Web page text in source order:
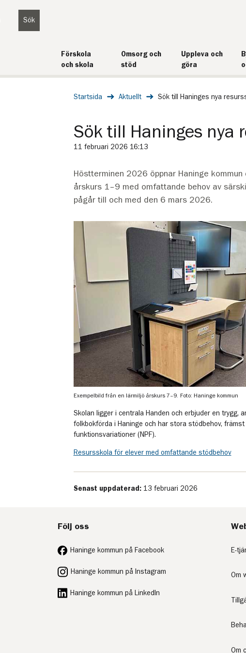
Sök
Förskola
och skola
Omsorg och
stöd
Uppleva och
göra
Startsida Aktuellt Sök till Haninges nya
Sök till Haninges nya
11 februari 2026 16:13
Höstterminen 2026 öppnar Haninge
årskurs 1–9 med omfattande behov av
pågår till och med den 6 mars 2026.
Exempelbild från en lärmiljö årskurs 7–9. Foto: Haninge kommun
Skolan ligger i centrala Handen och erbjuder en trygg,
folkbokförda i Haninge och har stora stödbehov,
funktionsvariationer (NPF).
Resursskola för elever med omfattande stödbehov
Senast uppdaterad: 13 februari 2026
Följ oss
Haninge kommun på Facebook
Haninge kommun på Instagram
Haninge kommun på LinkedIn
E-
Om
Om